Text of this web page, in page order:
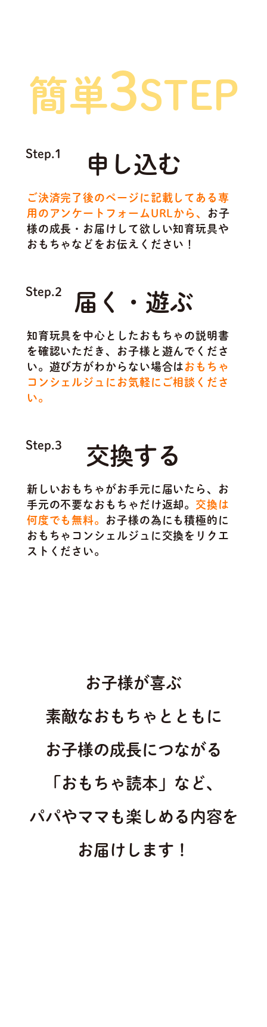
簡単3STEP
Step.1 申し込む
ご決済完了後のページに記載してある専
用のアンケートフォームURLから、
お子
様の成長・お届けして欲しい知育玩具や
おもちゃなどをお伝えください！
Step.2 届く・遊ぶ
知育玩具を中心としたおもちゃの説明書
を確認いただき、お子様と遊んでくださ
い。遊び方がわからない場合は おもちゃ
コンシェルジュにお気軽にご相談くださ
い。
Step.3 交換する
新しいおもちゃがお手元に届いたら、お
手元の不要なおもちゃだけ返却。 交換は
何度でも無料。
お子様の為にも積極的に
おもちゃコンシェルジュに交換をリクエ
ストください。
お子様が喜ぶ
素敵なおもちゃとともに
お子様の成長につながる
「おもちゃ読本」など、
パパやママも楽しめる内容を
お届けします！